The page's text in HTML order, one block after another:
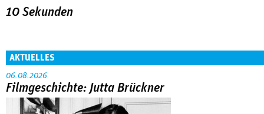
10 Sekunden
AKTUELLES
06.08.2026
Filmgeschichte: Jutta Brückner